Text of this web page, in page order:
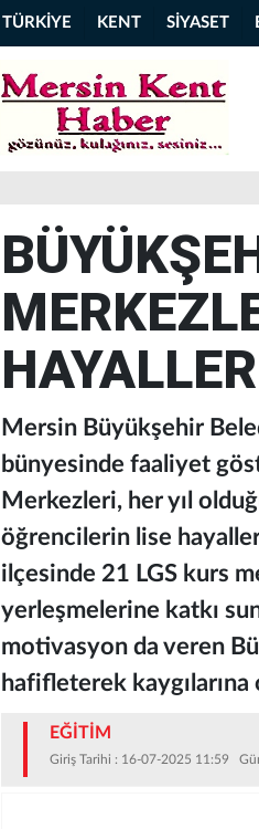
TÜRKİYE KENT SİYASET
Mersin Büyükşehir
bünyesinde faaliyet
Merkezleri, her yıl
öğrencilerin lise
ilçesinde 21 LGS kurs
yerleşmelerine katkı
motivasyon da veren
hafifleterek
EĞİTİM
Giriş Tarihi : 16-07-2025 11:59